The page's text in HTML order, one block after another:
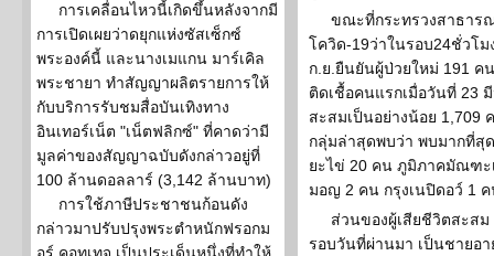
การเคลื่อนไหวนี้เกิดขึ้นหลังจากมี
การเปิดเผยว่าดยุกแห่งซัสเซ็กซ์
พระองค์นี้ และนางเมแกน มาร์เคิล
พระชายา ทำสัญญาผลิตรายการให้
กับบริการรับชมสื่อบันเทิงทาง
อินเทอร์เน็ต "เน็ตฟลิกซ์" ที่คาดว่ามี
มูลค่าของสัญญาฉบับดังกล่าวอยู่ที่
100 ล้านดอลลาร์ (3,142 ล้านบาท)
การใช้ภาษีประชาชนก้อนดัง
กล่าวมาปรับปรุงพระตำหนักฟรอกม
ขณะที่กระทรวงสาธาร
โควิด-19ว่าในรอบ24ชั่วโม
ก.ย.ยืนยันผู้ป่วยใหม่ 191
ติดเชื้อคนแรกเมื่อวันที่ 23
สะสมเป็นอย่างน้อย 1,709
กลุ่มล่าสุดพบว่า พบมากที่สุ
ยะไข่ 20 คน ภูมิภาคมัณฑะ
มอญ 2 คน กรุงเนปิดอว์ 1
ส่วนของผู้เสียชีวิตสะส
รอบวันที่ผ่านมา เป็นชายอ